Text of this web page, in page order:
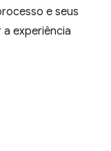
e seus
experiência